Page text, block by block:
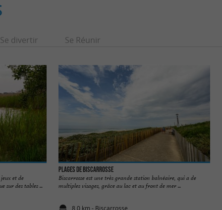
Se divertir Se Réunir
et de
sur des tables ...
Plages de Biscarrosse
Biscarrosse est une très grande station balnéaire, qui a de
multiples visages, grâce au lac et au front de mer ...